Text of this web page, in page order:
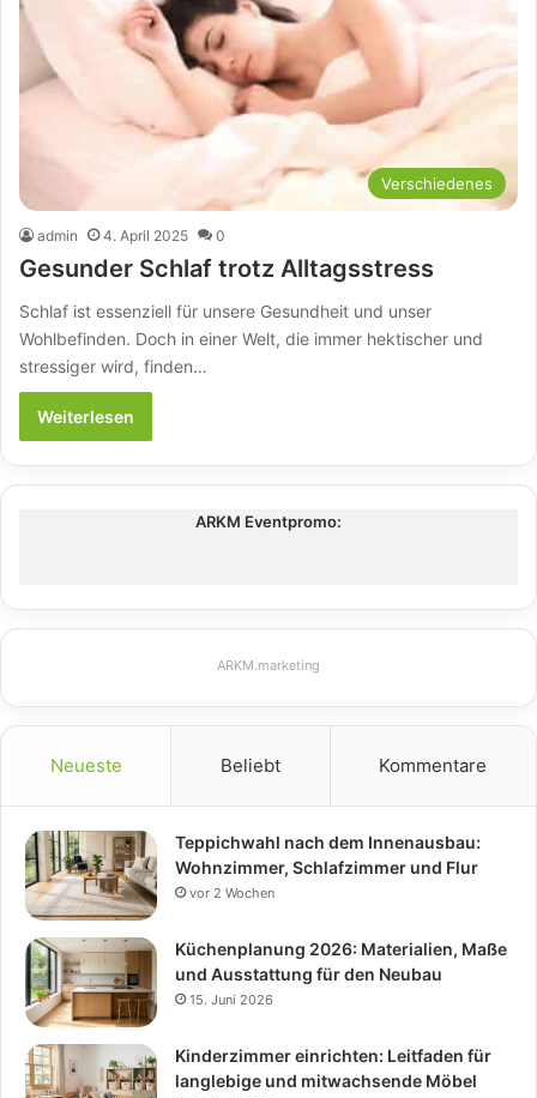
Verschiedenes
admin 4. April 2025 0
Gesunder Schlaf trotz Alltagsstress
Schlaf ist essenziell für unsere Gesundheit und unser
Wohlbefinden. Doch in einer Welt, die immer hektischer und
stressiger wird, finden…
Weiterlesen
ARKM Eventpromo:
ARKM.marketing
Neueste Beliebt Kommentare
Teppichwahl nach dem Innenausbau:
Wohnzimmer, Schlafzimmer und Flur
vor 2 Wochen
Küchenplanung 2026: Materialien, Maße
und Ausstattung für den Neubau
15. Juni 2026
Kinderzimmer einrichten: Leitfaden für
langlebige und mitwachsende Möbel